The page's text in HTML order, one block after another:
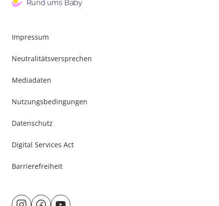
Impressum
Neutralitätsversprechen
Mediadaten
Nutzungsbedingungen
Datenschutz
Digital Services Act
Barrierefreiheit
Besuche